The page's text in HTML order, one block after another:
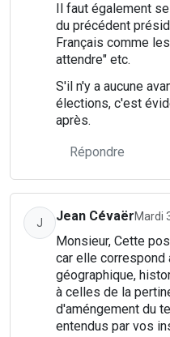
Il faut également
du précédent
Français comme
attendre" etc.
S'il n'y a aucune
élections, c'est
après.
Répondre
J Jean CévaërMardi
Monsieur, Cette
car elle
géographique,
à celles de la
d'améngement du
entendus par vos